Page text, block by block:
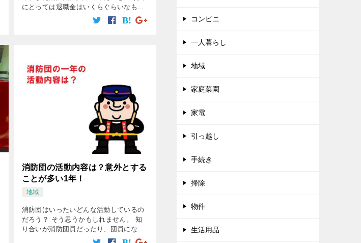
にとっては退職金はいくらぐらいなもの
なのか気になるでしょう。 消防団員は自
分の仕事を持ちながらも消防活動をして
消防団の活動内容は？意外とする
ことが多い1年！
地域
消防団はいったいどんな活動しているの
だろう？ そう思うかもしれません。 知
り合いが消防団員だったり、団員になら
ないかと勧誘されたりすると、どんな活
コンビニ
一人暮らし
地域
家庭菜園
家電
引っ越し
手続き
掃除
物件
生活用品